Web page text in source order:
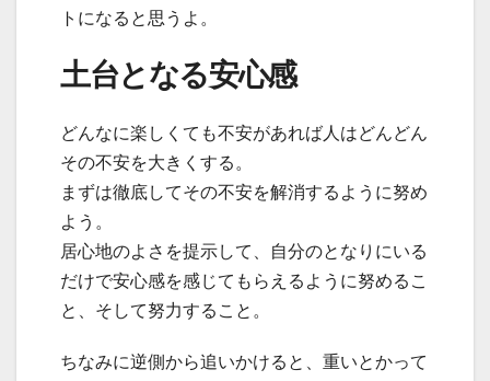
トになると思うよ。
土台となる安心感
どんなに楽しくても不安があれば人はどんどん
その不安を大きくする。
まずは徹底してその不安を解消するように努め
よう。
居心地のよさを提示して、自分のとなりにいる
だけで安心感を感じてもらえるように努めるこ
と、そして努力すること。
ちなみに逆側から追いかけると、重いとかって